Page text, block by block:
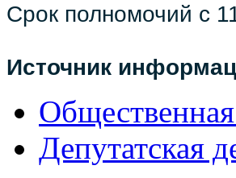
Срок полномочий с
Источник
Депутатская